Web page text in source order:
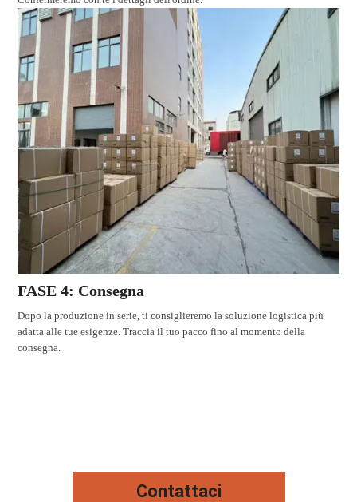
FASE 4: Consegna
Dopo la produzione in serie, ti consiglieremo la soluzione logistica più
adatta alle tue esigenze. Traccia il tuo pacco fino al momento della
consegna.
Contattaci